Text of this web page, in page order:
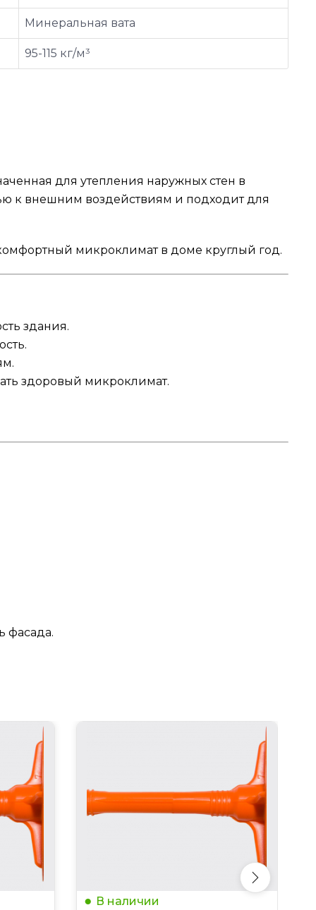
Минеральная вата
95-115 кг/м³
для утепления наружных стен в
к внешним воздействиям и подходит для
микроклимат в доме круглый год.
здания.
здоровый микроклимат.
фасада.
В наличии